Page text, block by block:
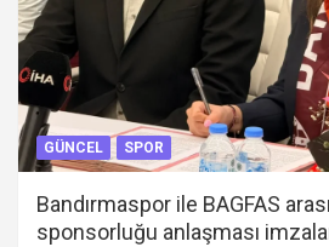
GÜNCEL SPOR
Bandırmaspor ile BAGFAS
sponsorluğu anlaşması